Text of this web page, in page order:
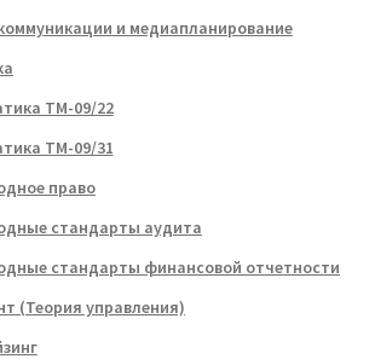
и медиапланирование
ТМ-09/22
ТМ-09/31
право
стандарты аудита
стандарты финансовой отчетности
(Теория управления)